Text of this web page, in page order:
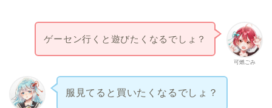
可燃ごみ
ゲーセン行くと遊びたくなるでしょ？
服見てると買いたくなるでしょ？